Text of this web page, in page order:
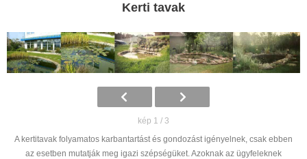
Kerti tavak
kép 1 / 3
A kertitavak folyamatos karbantartást és gondozást igényelnek, csak ebben
az esetben mutatják meg igazi szépségüket. Azoknak az ügyfeleknek